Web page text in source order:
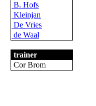
B. Hofs
Kleinjan
De Vries
de Waal
trainer
Cor Brom